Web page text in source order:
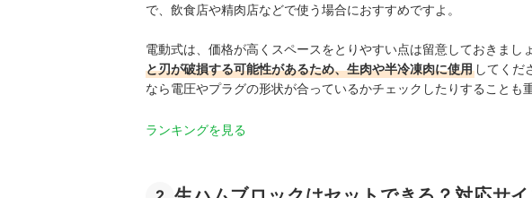
で、飲食店や精肉店などで使う場合におすすめですよ。
電動式は、価格が高くスペースをとりやすい点は留意しておきまし
と刃が破損する可能性があるため、生肉や半冷凍肉に使用 してくだ
なら電圧やプラグの形状が合っているかチェックしたりすることも
ランキングを見る